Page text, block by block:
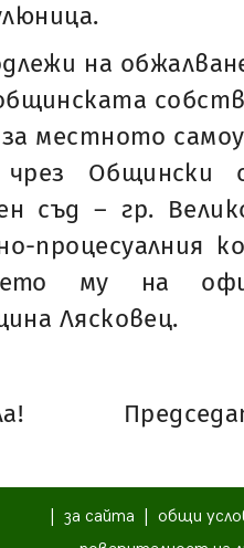
на
местното
чрез Общински
съд – гр.
процесуалния
му на
Лясковец.
за сайта
общи